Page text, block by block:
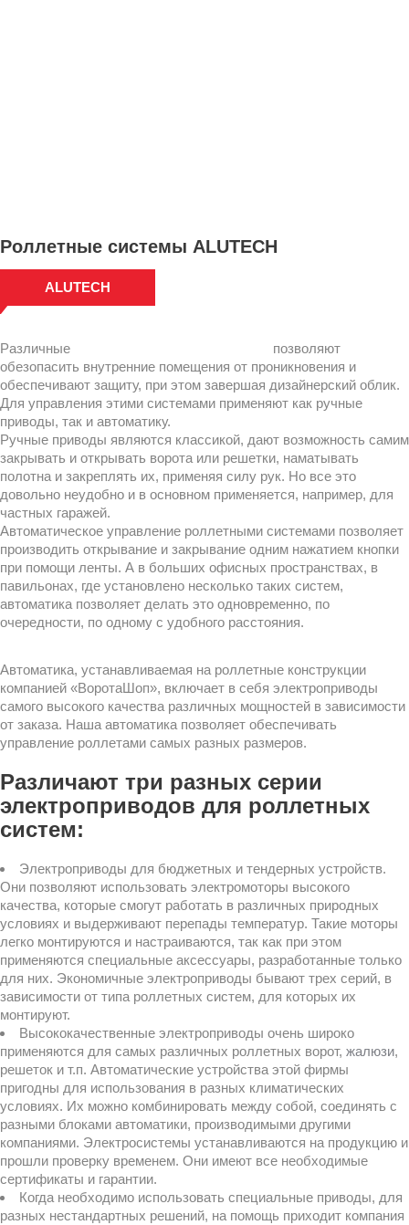
Роллетные системы ALUTECH
ALUTECH
Различные
позволяют
обезопасить внутренние помещения от проникновения и
обеспечивают защиту, при этом завершая дизайнерский облик.
Для управления этими системами применяют как ручные
приводы, так и автоматику.
Ручные приводы являются классикой, дают возможность самим
закрывать и открывать ворота или решетки, наматывать
полотна и закреплять их, применяя силу рук. Но все это
довольно неудобно и в основном применяется, например, для
частных гаражей.
Автоматическое управление роллетными системами позволяет
производить открывание и закрывание одним нажатием кнопки
при помощи ленты. А в больших офисных пространствах, в
павильонах, где установлено несколько таких систем,
автоматика позволяет делать это одновременно, по
очередности, по одному с удобного расстояния.
Автоматика, устанавливаемая на роллетные конструкции
компанией «ВоротаШоп», включает в себя электроприводы
самого высокого качества различных мощностей в зависимости
от заказа. Наша автоматика позволяет обеспечивать
управление роллетами самых разных размеров.
Различают три разных серии
электроприводов для роллетных
систем:
Электроприводы для бюджетных и тендерных устройств.
Они позволяют использовать электромоторы высокого
качества, которые смогут работать в различных природных
условиях и выдерживают перепады температур. Такие моторы
легко монтируются и настраиваются, так как при этом
применяются специальные аксессуары, разработанные только
для них. Экономичные электроприводы бывают трех серий, в
зависимости от типа роллетных систем, для которых их
монтируют.
Высококачественные электроприводы очень широко
применяются для самых различных роллетных ворот, жалюзи,
решеток и т.п. Автоматические устройства этой фирмы
пригодны для использования в разных климатических
условиях. Их можно комбинировать между собой, соединять с
разными блоками автоматики, производимыми другими
компаниями. Электросистемы устанавливаются на продукцию и
прошли проверку временем. Они имеют все необходимые
сертификаты и гарантии.
Когда необходимо использовать специальные приводы, для
разных нестандартных решений, на помощь приходит компания